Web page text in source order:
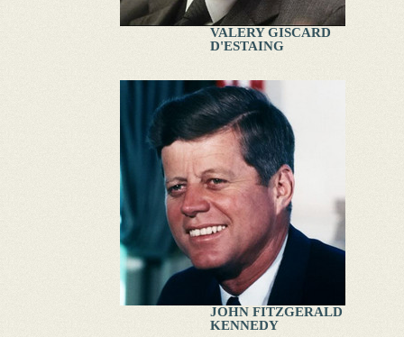
VALERY GISCARD
D'ESTAING
JOHN FITZGERALD
KENNEDY